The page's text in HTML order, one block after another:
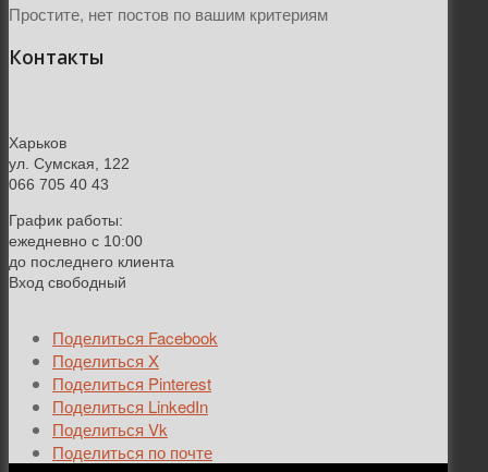
Простите, нет постов по вашим критериям
Контакты
Харьков
ул. Сумская, 122
066 705 40 43
График работы:
ежедневно с 10:00
до последнего клиента
Вход свободный
Поделиться Facebook
Поделиться X
Поделиться Pinterest
Поделиться LinkedIn
Поделиться Vk
Поделиться по почте